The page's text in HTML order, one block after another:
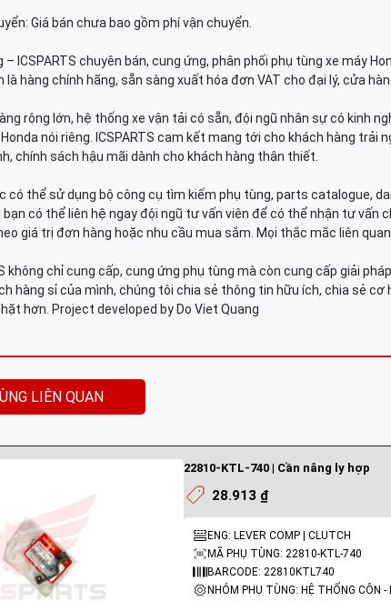
Giá bán chưa bao gồm phí vận chuyển.
– ICSPARTS chuyên bán, cung ứng, phân phối phụ tùng xe máy
là hàng chính hãng, sẵn sàng xuất hóa đơn VAT cho đại lý, cửa
rộng lớn, hệ thống xe vận tải có sẵn, đội ngũ nhân sự có kinh
nói riêng. ICSPARTS cam kết mang tới cho khách hàng
chính sách hậu mãi dành cho khách hàng thân thiết.
có thể sử dụng bộ công cụ tìm kiếm phụ tùng, parts catalogue,
có thể liên hệ ngay đội ngũ tư vấn viên để có thể nhận tư vấn
giá trị đơn hàng hoặc nhu cầu mua sắm. Mọi thắc mắc liên
không chỉ cung cấp, cung ứng phụ tùng mà còn cung cấp giải
hàng sỉ của mình, chúng tôi chia sẻ thông tin hữu ích, chia sẻ cơ
hơn. Project developed by Do Viet Quang
LIÊN QUAN
22810-KTL-740 | Cần nâng ly hợp
28.913 ₫
ENG: LEVER COMP | CLUTCH
MÃ PHỤ TÙNG: 22810-KTL-740
BARCODE: 22810KTL740